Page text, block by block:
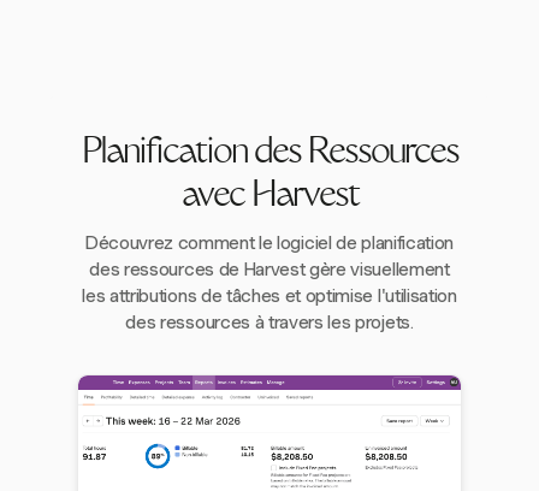
Planification des Ressources
avec Harvest
Découvrez comment le logiciel de planification
des ressources de Harvest gère visuellement
les attributions de tâches et optimise l'utilisation
des ressources à travers les projets.